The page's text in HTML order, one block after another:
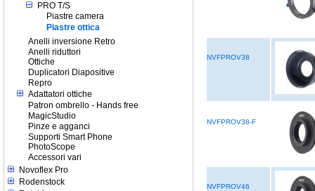
PRO T/S
Piastre camera
Piastre ottica
Anelli inversione Retro
Anelli riduttori
Ottiche
Duplicatori Diapositive
Repro
Adattatori ottiche
Patron ombrello - Hands free
MagicStudio
Pinze e agganci
Supporti Smart Phone
PhotoScope
Accessori vari
Novoflex Pro
Rodenstock
NVFPROV38
NVFPROV38-F
NVFPROV46